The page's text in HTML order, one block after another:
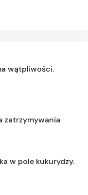
wątpliwości.
zatrzymywania
w pole kukurydzy.